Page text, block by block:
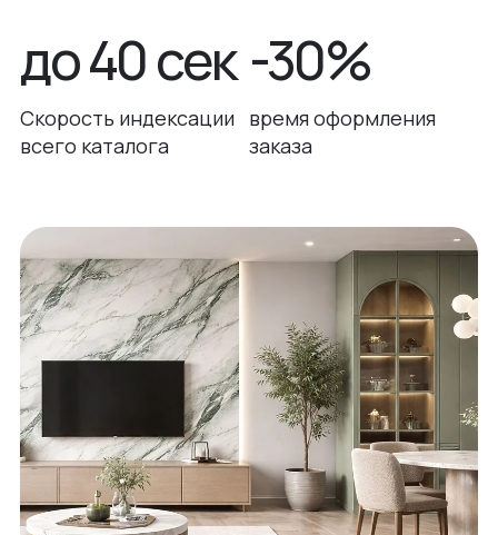
до 40 сек
Скорость индексации
всего каталога
-30%
время оформления
заказа